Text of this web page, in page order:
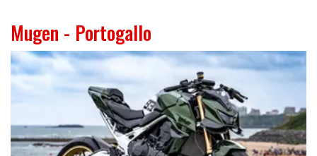
Mugen - Portogallo
I
m
e